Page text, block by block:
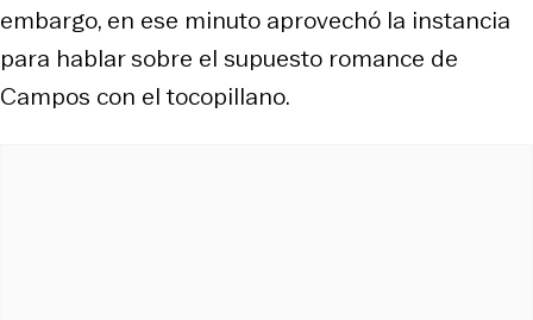
embargo, en ese minuto aprovechó la instancia
para hablar sobre el supuesto romance de
Campos con el tocopillano.